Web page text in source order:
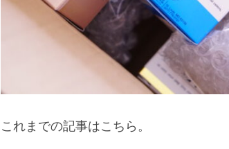
これまでの記事はこちら。